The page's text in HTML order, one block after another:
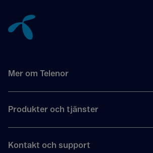
Mer om Telenor
Produkter och tjänster
Kontakt och support